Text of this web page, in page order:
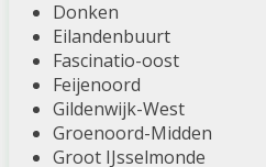
Donken
Eilandenbuurt
Fascinatio-oost
Feijenoord
Gildenwijk-West
Groenoord-Midden
Groot IJsselmonde